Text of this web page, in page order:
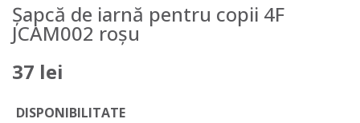
Șapcă de iarnă pentru copii 4F
JCAM002 roșu
37 lei
DISPONIBILITATE